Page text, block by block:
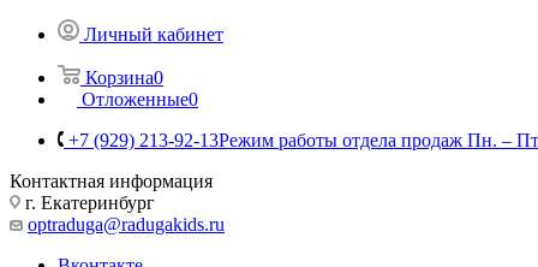
Личный кабинет
Корзина0
Отложенные0
+7 (929) 213-92-13Режим работы отдела продаж Пн. –
Контактная информация
г. Екатеринбург
optraduga@radugakids.ru